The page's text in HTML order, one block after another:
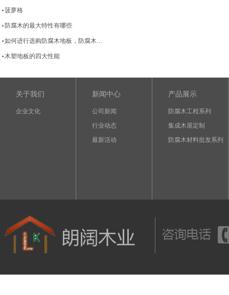
菠萝格
防腐木的最大特性有哪些
如何进行选购防腐木地板，防腐木…
木塑地板的四大性能
关于我们
企业文化
新闻中心
公司新闻
行业动态
最新活动
产品展示
防腐木工程系列
集成木屋定制
防腐木材料批发系列